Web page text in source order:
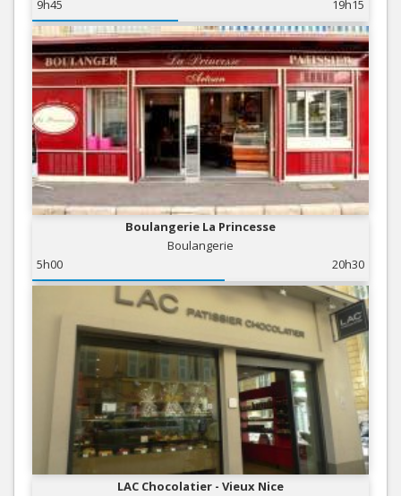
9h45
19h15
Boulangerie La Princesse
Boulangerie
5h00
20h30
LAC Chocolatier - Vieux Nice